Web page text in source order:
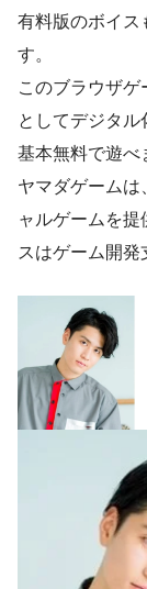
有料版のボイス
す。
このブラウザ
としてデジタ
基本無料で遊べ
ヤマダゲームは
ャルゲームを
スはゲーム開発